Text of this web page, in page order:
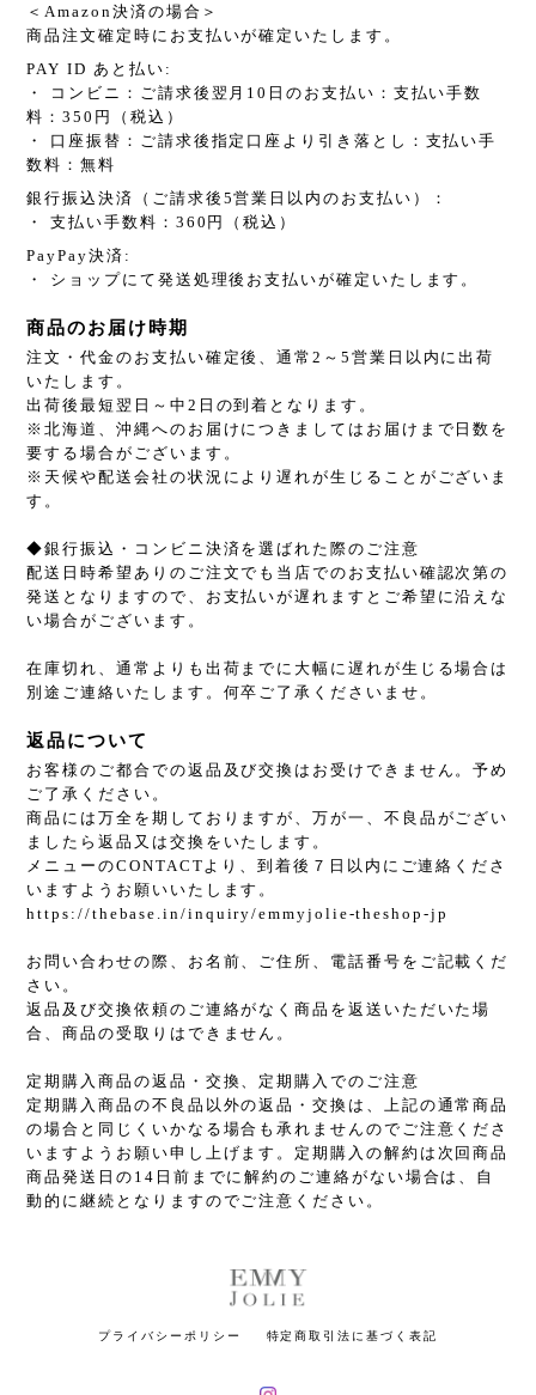
＜Amazon決済の場合＞
商品注文確定時にお支払いが確定いたします。
PAY ID あと払い:
・ コンビニ：ご請求後翌月10日のお支払い：支払い手数
料：350円（税込）
・ 口座振替：ご請求後指定口座より引き落とし：支払い手
数料：無料
銀行振込決済（ご請求後5営業日以内のお支払い）：
・ 支払い手数料：360円（税込）
PayPay決済:
・ ショップにて発送処理後お支払いが確定いたします。
商品のお届け時期
注文・代金のお支払い確定後、通常2～5営業日以内に出荷
いたします。
出荷後最短翌日～中2日の到着となります。
※北海道、沖縄へのお届けにつきましてはお届けまで日数を
要する場合がございます。
※天候や配送会社の状況により遅れが生じることがございま
す。
◆銀行振込・コンビニ決済を選ばれた際のご注意
配送日時希望ありのご注文でも当店でのお支払い確認次第の
発送となりますので、お支払いが遅れますとご希望に沿えな
い場合がございます。
在庫切れ、通常よりも出荷までに大幅に遅れが生じる場合は
別途ご連絡いたします。何卒ご了承くださいませ。
返品について
お客様のご都合での返品及び交換はお受けできません。予め
ご了承ください。
商品には万全を期しておりますが、万が一、不良品がござい
ましたら返品又は交換をいたします。
メニューのCONTACTより、到着後７日以内にご連絡くださ
いますようお願いいたします。
https://thebase.in/inquiry/emmyjolie-theshop-jp
お問い合わせの際、お名前、ご住所、電話番号をご記載くだ
さい。
返品及び交換依頼のご連絡がなく商品を返送いただいた場
合、商品の受取りはできません。
定期購入商品の返品・交換、定期購入でのご注意
定期購入商品の不良品以外の返品・交換は、上記の通常商品
の場合と同じくいかなる場合も承れませんのでご注意くださ
いますようお願い申し上げます。定期購入の解約は次回商品
商品発送日の14日前までに解約のご連絡がない場合は、自
動的に継続となりますのでご注意ください。
プライバシーポリシー 特定商取引法に基づく表記